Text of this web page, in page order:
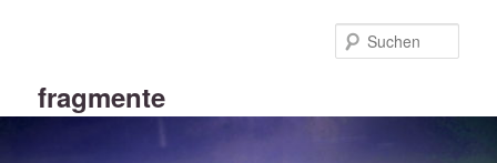
fragmente